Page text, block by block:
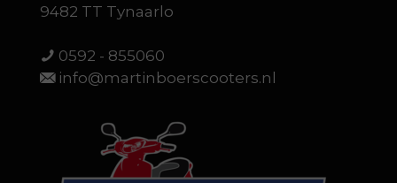
9482 TT Tynaarlo
0592 - 855060
info@martinboerscooters.nl